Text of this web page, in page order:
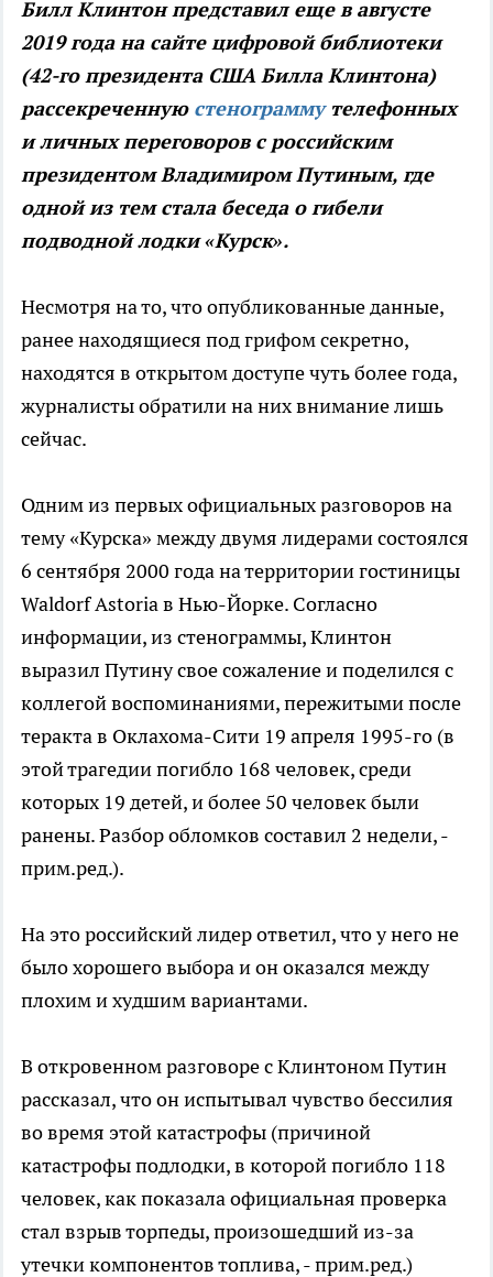
Билл Клинтон представил еще в августе
2019 года на сайте цифровой библиотеки
(42-го президента США Билла Клинтона)
рассекреченную стенограмму телефонных
и личных переговоров с российским
президентом Владимиром Путиным, где
одной из тем стала беседа о гибели
подводной лодки «Курск».
Несмотря на то, что опубликованные данные,
ранее находящиеся под грифом секретно,
находятся в открытом доступе чуть более года,
журналисты обратили на них внимание лишь
сейчас.
Одним из первых официальных разговоров на
тему «Курска» между двумя лидерами состоялся
6 сентября 2000 года на территории гостиницы
Waldorf Astoria в Нью-Йорке. Согласно
информации, из стенограммы, Клинтон
выразил Путину свое сожаление и поделился с
коллегой воспоминаниями, пережитыми после
теракта в Оклахома-Сити 19 апреля 1995-го (в
этой трагедии погибло 168 человек, среди
которых 19 детей, и более 50 человек были
ранены. Разбор обломков составил 2 недели, -
прим.ред.).
На это российский лидер ответил, что у него не
было хорошего выбора и он оказался между
плохим и худшим вариантами.
В откровенном разговоре с Клинтоном Путин
рассказал, что он испытывал чувство бессилия
во время этой катастрофы (причиной
катастрофы подлодки, в которой погибло 118
человек, как показала официальная проверка
стал взрыв торпеды, произошедший из-за
утечки компонентов топлива, - прим.ред.)